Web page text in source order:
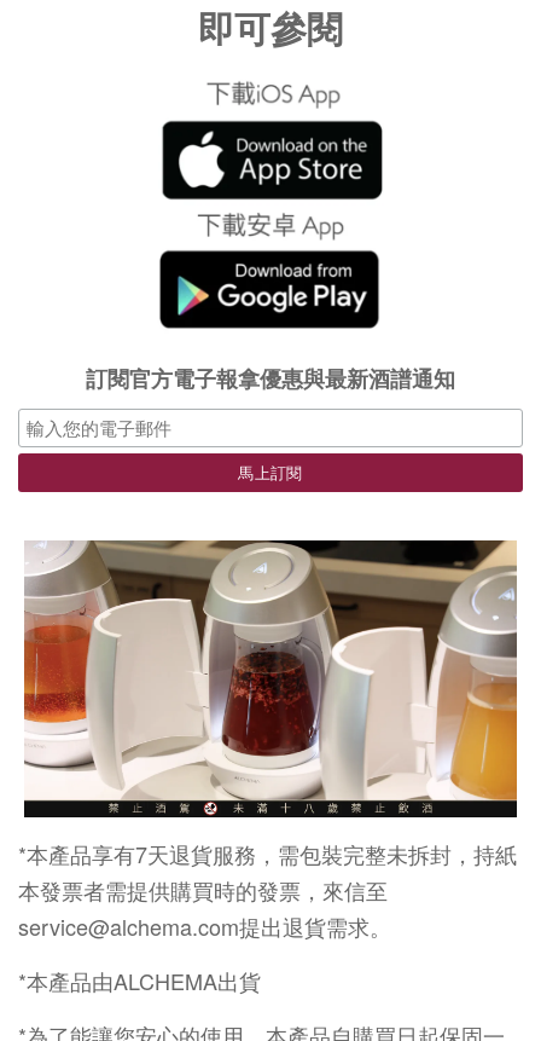
即可參閱
訂閱官方電子報拿優惠與最新酒譜通知
*本產品享有7天退貨服務，需包裝完整未拆封，持紙
本發票者需提供購買時的發票，來信至
service@alchema.com提出退貨需求。
*本產品由ALCHEMA出貨